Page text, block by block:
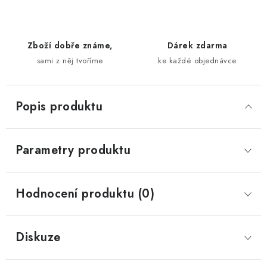
Zboží dobře známe,
sami z něj tvoříme
Dárek zdarma
ke každé objednávce
Popis produktu
Parametry produktu
Hodnocení produktu (0)
Diskuze